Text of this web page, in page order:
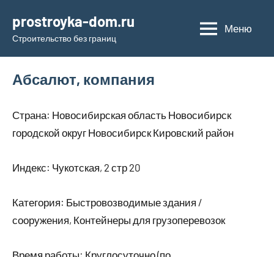
содержимому
prostroyka-dom.ru
Строительство без границ
Меню
Абсалют, компания
Страна: Новосибирская область Новосибирск
городской округ Новосибирск Кировский район
Индекс: Чукотская, 2 стр 20
Категория: Быстровозводимые здания /
сооружения, Контейнеры для грузоперевозок
Время работы: Круглосуточно (по